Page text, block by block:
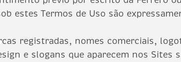
estes Termos de Uso são
registradas, nomes comerciais,
e slogans que aparecem nos